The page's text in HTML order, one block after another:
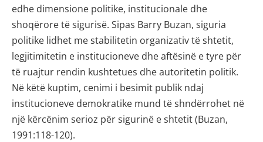
edhe dimensione politike, institucionale dhe
shoqërore të sigurisë. Sipas Barry Buzan, siguria
politike lidhet me stabilitetin organizativ të shtetit,
legjitimitetin e institucioneve dhe aftësinë e tyre për
të ruajtur rendin kushtetues dhe autoritetin politik.
Në këtë kuptim, cenimi i besimit publik ndaj
institucioneve demokratike mund të shndërrohet në
një kërcënim serioz për sigurinë e shtetit (Buzan,
1991:118-120).